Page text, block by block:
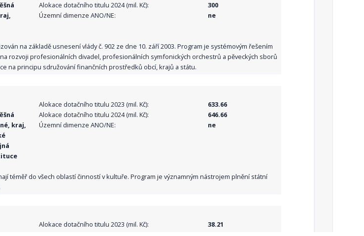
Alokace dotačního titulu 2024 (mil. Kč):
300
Územní dimenze ANO/NE:
ne
na základě usnesení vlády č. 902 ze dne 10. září 2003. Program je systémovým řešením
rozvoji profesionálních divadel, profesionálních symfonických orchestrů a pěveckých sborů
na principu sdružování finančních prostředků obcí, krajů a státu.
kraj,
Alokace dotačního titulu 2023 (mil. Kč):
633.66
Alokace dotačního titulu 2024 (mil. Kč):
646.66
Územní dimenze ANO/NE:
ne
téměř do všech oblastí činností v kultuře. Program je významným nástrojem plnění státní
Alokace dotačního titulu 2023 (mil. Kč):
38.21